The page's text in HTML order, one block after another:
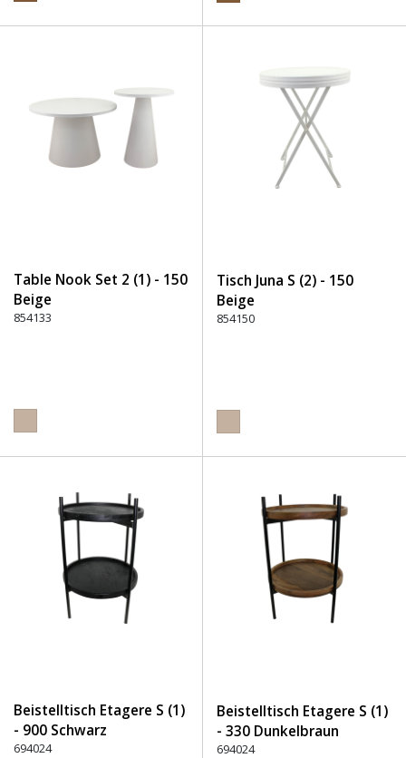
Table Nook Set 2 (1) - 150
Beige
854133
Tisch Juna S (2) - 150
Beige
854150
Beistelltisch Etagere S (1)
- 900 Schwarz
694024
Beistelltisch Etagere S (1)
- 330 Dunkelbraun
694024